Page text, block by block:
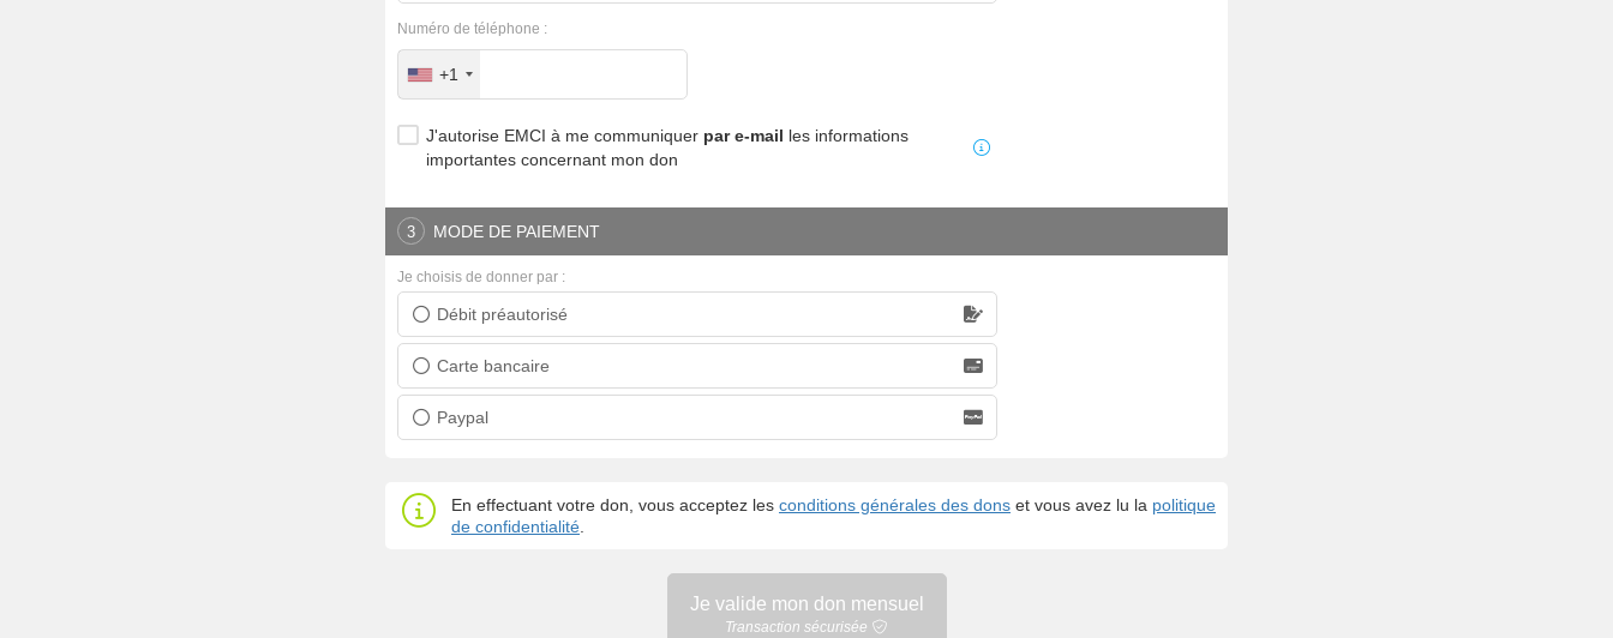
Numéro de téléphone :
+1
J'autorise EMCI à me communiquer par e-mail les informations
importantes concernant mon don
3 MODE DE PAIEMENT
Débit préautorisé
Prélèvement bancaire
Carte bancaire
Carte bancaire
Paypal
Paypal
Je choisis de donner par :
En effectuant votre don, vous acceptez les conditions générales des dons et vous avez lu la politique
de confidentialité.
Je valide mon don mensuel
Transaction sécurisée